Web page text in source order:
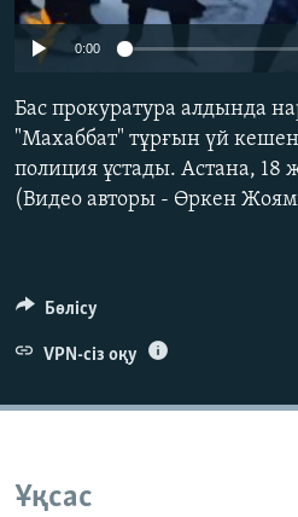
ЖАЗЫЛЫҢЫЗ
Басқа тілдерде
0:00
Бас прокуратура алдында
"Махаббат" тұрғын үй
полиция ұстады. Астана, 18
(Видео авторы - Өркен
Бөлісу
VPN-сіз оқу
Ұқсас